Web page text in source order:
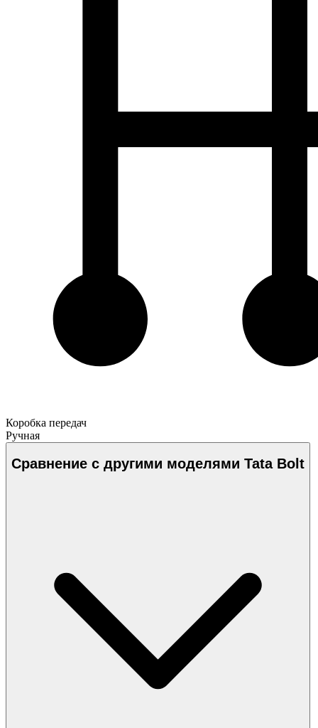
Коробка передач
Ручная
Сравнение с другими моделями Tata Bolt